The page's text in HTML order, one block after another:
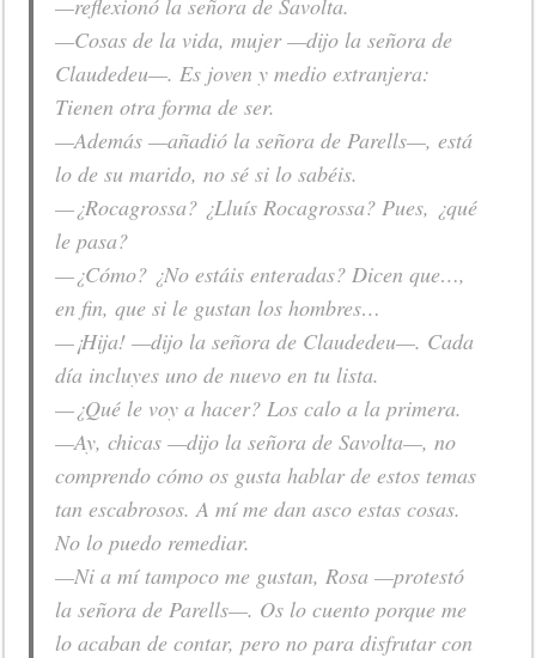
—reflexionó la señora de Savolta.
—Cosas de la vida, mujer —dijo la señora de
Claudedeu—. Es joven y medio extranjera:
Tienen otra forma de ser.
—Además —añadió la señora de Parells—, está
lo de su marido, no sé si lo sabéis.
—¿Rocagrossa? ¿Lluís Rocagrossa? Pues, ¿qué
le pasa?
—¿Cómo? ¿No estáis enteradas? Dicen que…,
en fin, que si le gustan los hombres…
—¡Hija! —dijo la señora de Claudedeu—. Cada
día incluyes uno de nuevo en tu lista.
—¿Qué le voy a hacer? Los calo a la primera.
—Ay, chicas —dijo la señora de Savolta—, no
comprendo cómo os gusta hablar de estos temas
tan escabrosos. A mí me dan asco estas cosas.
No lo puedo remediar.
—Ni a mí tampoco me gustan, Rosa —protestó
la señora de Parells—. Os lo cuento porque me
lo acaban de contar, pero no para disfrutar con